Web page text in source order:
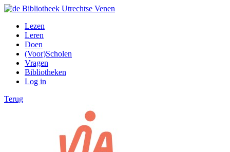
Lezen
Leren
Doen
(Voor)Scholen
Vragen
Bibliotheken
Log in
Terug